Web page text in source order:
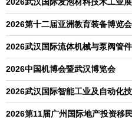
2026第十二届亚洲教育装备博览会
2026武汉国际流体机械与泵阀管
2026中国机博会暨武汉博览会
2026武汉国际智能工业及自动化
2026第11届广州国际地产投资移